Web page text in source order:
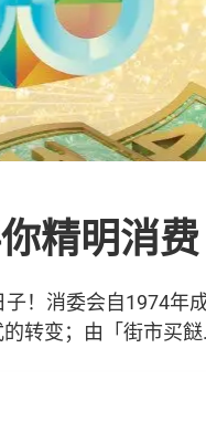
精明消费
！消委会自1974年
转变；由「街市买